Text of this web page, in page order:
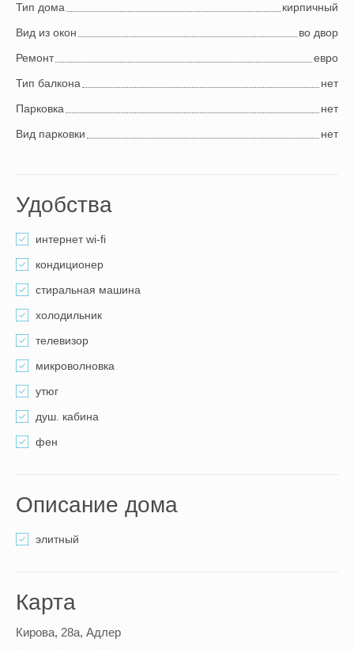
Тип дома
кирпичный
Вид из окон
во двор
Ремонт
евро
Тип балкона
нет
Парковка
нет
Вид парковки
нет
Удобства
интернет wi-fi
кондиционер
стиральная машина
холодильник
телевизор
микроволновка
утюг
душ. кабина
фен
Описание дома
элитный
Карта
Кирова, 28а, Адлер